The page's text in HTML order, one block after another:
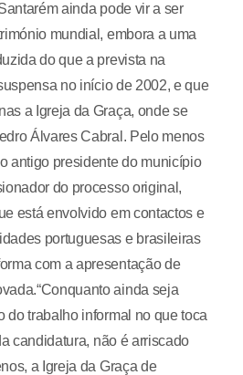
ainda pode vir a ser
mundial, embora a uma
do que a prevista na
no início de 2002, e que
a Igreja da Graça, onde se
Álvares Cabral. Pelo menos
antigo presidente do município
do processo original,
está envolvido em contactos e
portuguesas e brasileiras
com a apresentação de
ainda seja
do trabalho informal no que toca
candidatura, não é arriscado
a Igreja da Graça de